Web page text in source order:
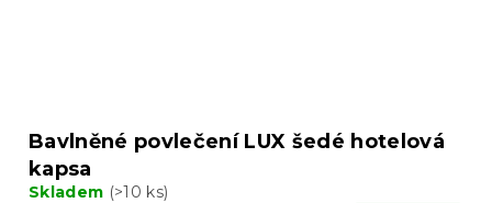
Bavlněné povlečení LUX šedé hotelová
kapsa
Skladem (>10 ks)